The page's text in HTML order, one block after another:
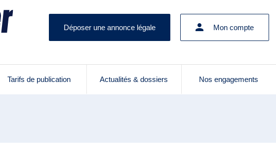
Déposer une annonce légale Mon compte
Tarifs de publication Actualités & dossiers Nos engagements